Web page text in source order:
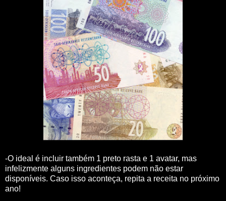
-O ideal é incluir também 1 preto rasta e 1 avatar, mas
infelizmente alguns ingredientes podem não estar
disponíveis. Caso isso aconteça, repita a receita no próximo
ano!